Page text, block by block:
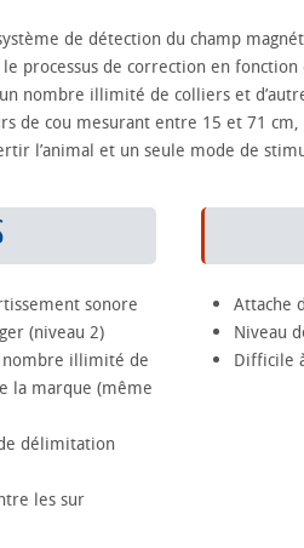
de détection du champ
processus de correction en fonction
nombre illimité de colliers et
de cou mesurant entre 15 et 71
l’animal et un seule mode de
sonore
(niveau 2)
nombre illimité de
la marque (même
délimitation
les sur
Attache
Niveau
Difficile